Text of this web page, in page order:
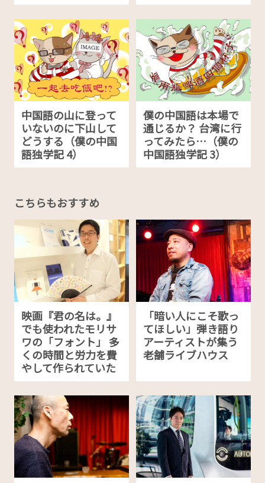
中国語の山に登って
いないのに下山して
どうする（僕の中国
語独学記 4）
僕の中国語は本場で
通じるか？ 台湾に行
ってみたら…（僕の
中国語独学記 3）
こちらもおすすめ
映画『君の名は。』
でも使われたモリサ
ワの「フォント」 多
くの時間と労力を費
やして作られていた
「暗い人にこそ歌っ
てほしい」弾き語り
アーティストが集う
老舗ライブハウス